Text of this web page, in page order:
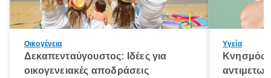
Οικογένεια
Δεκαπενταύγουστος: Ιδέες για
οικογενειακές αποδράσεις
Υγεία
Κνησμός: